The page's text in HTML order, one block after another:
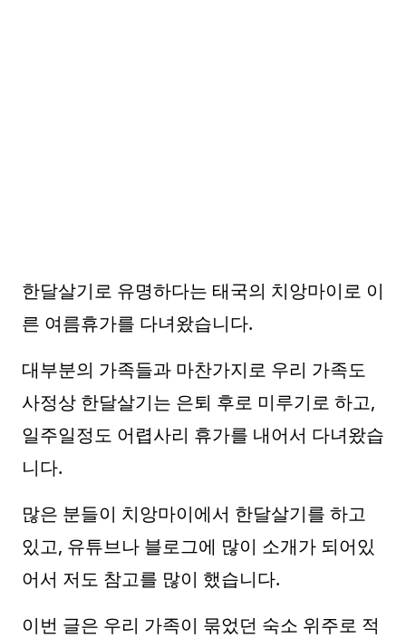
한달살기로 유명하다는 태국의 치앙마이로 이
른 여름휴가를 다녀왔습니다.
대부분의 가족들과 마찬가지로 우리 가족도
사정상 한달살기는 은퇴 후로 미루기로 하고,
일주일정도 어렵사리 휴가를 내어서 다녀왔습
니다.
많은 분들이 치앙마이에서 한달살기를 하고
있고, 유튜브나 블로그에 많이 소개가 되어있
어서 저도 참고를 많이 했습니다.
이번 글은 우리 가족이 묶었던 숙소 위주로 적